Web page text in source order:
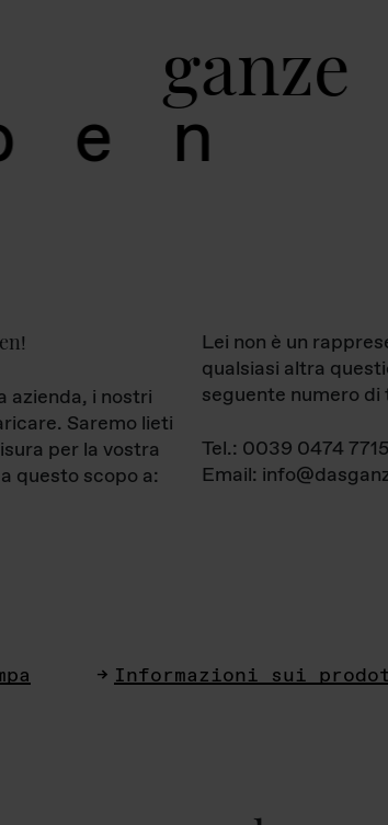
ganz
e
!
azienda, i nostri
Saremo lieti
per la vostra
questo scopo a:
Lei non è un
qualsiasi altra
seguente numero
Tel.: 0039 0474
Email:
Informazioni sui